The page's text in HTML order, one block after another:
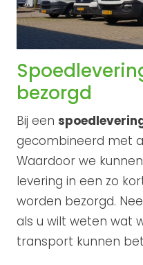
bezorgd
Bij een
gecombineerd met
Waardoor we
levering in een zo
worden bezorgd.
als u wilt weten wat
transport kunnen